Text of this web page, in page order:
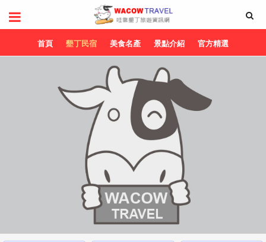
首頁 墾丁民宿 美食名產 景點介紹 官方精選